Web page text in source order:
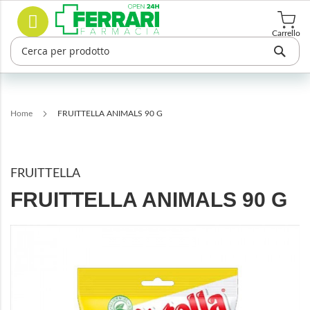
Salta
contenuto
Carrello
Cerca
Home FRUITTELLA ANIMALS 90 G
FRUITTELLA
FRUITTELLA ANIMALS 90 G